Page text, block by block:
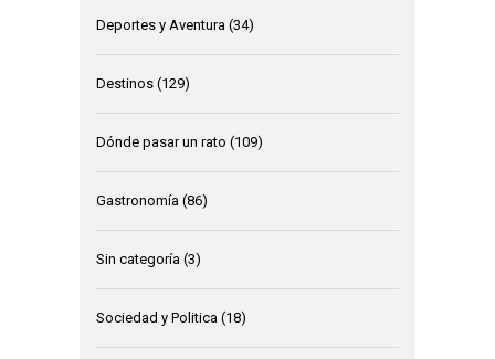
Deportes y Aventura (34)
Destinos (129)
Dónde pasar un rato (109)
Gastronomía (86)
Sin categoría (3)
Sociedad y Politica (18)